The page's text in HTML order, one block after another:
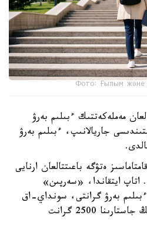
Фото: Ғылым және
ارنالعان مەملەكەتتىك ءبىلىم بەرۋ
جاريالانىپ، ءبىلىم بەرۋ
ەتۋگە باعىتتالعان ارنايى
اتاپ ايتقاندا، «سەرپىن»
باعدارلاماسى اياسىندا 2180 ءبىلىم بەرۋ گرانتى، سونداي-اق
ەلىمىزدىڭ باتىس وڭىرلەرىنىڭ جاستارىنا 2500 گرانت